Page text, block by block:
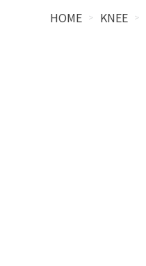
HOME > KNEE >